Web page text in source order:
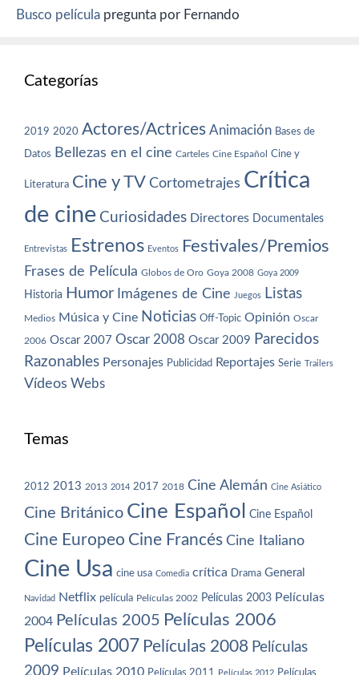
Busco película pregunta por Fernando
Categorías
2019 2020 Actores/Actrices Animación Bases de
Datos Bellezas en el cine Carteles Cine Español Cine y
Literatura Cine y TV Cortometrajes Crítica
de cine Curiosidades Directores Documentales
Entrevistas Estrenos Eventos Festivales/Premios
Frases de Película Globos de Oro Goya 2008 Goya 2009
Historia Humor Imágenes de Cine Juegos Listas
Medios Música y Cine Noticias Off-Topic Opinión Oscar
2006 Oscar 2007 Oscar 2008 Oscar 2009 Parecidos
Razonables Personajes Publicidad Reportajes Serie Trailers
Vídeos Webs
Temas
2012 2013 2013 2014 2017 2018 Cine Alemán Cine Asiático
Cine Británico Cine Español Cine Español
Cine Europeo Cine Francés Cine Italiano
Cine Usa cine usa Comedia crítica Drama General
Navidad Netflix película Películas 2002 Películas 2003 Películas
2004 Películas 2005 Películas 2006
Películas 2007 Películas 2008 Películas
2009 Películas 2010 Películas 2011 Películas